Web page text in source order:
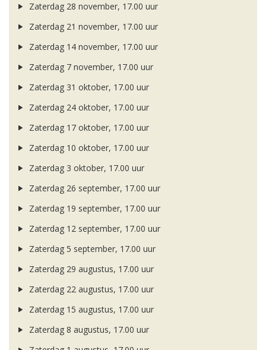
Zaterdag 28 november, 17.00 uur
Zaterdag 21 november, 17.00 uur
Zaterdag 14 november, 17.00 uur
Zaterdag 7 november, 17.00 uur
Zaterdag 31 oktober, 17.00 uur
Zaterdag 24 oktober, 17.00 uur
Zaterdag 17 oktober, 17.00 uur
Zaterdag 10 oktober, 17.00 uur
Zaterdag 3 oktober, 17.00 uur
Zaterdag 26 september, 17.00 uur
Zaterdag 19 september, 17.00 uur
Zaterdag 12 september, 17.00 uur
Zaterdag 5 september, 17.00 uur
Zaterdag 29 augustus, 17.00 uur
Zaterdag 22 augustus, 17.00 uur
Zaterdag 15 augustus, 17.00 uur
Zaterdag 8 augustus, 17.00 uur